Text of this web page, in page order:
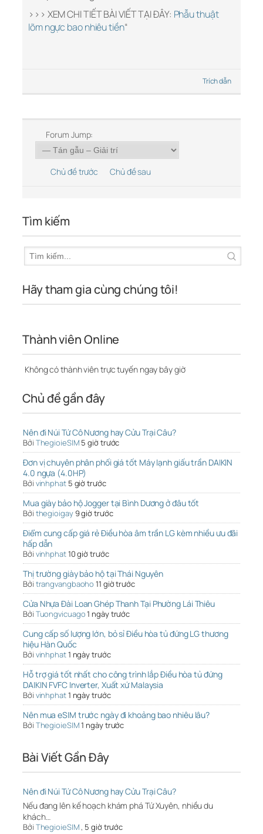
>>> XEM CHI TIẾT BÀI VIẾT TẠI ĐÂY: Phẫu thuật
lõm ngực bao nhiêu tiền“
Trích dẫn
Forum Jump:
Chủ đề trước Chủ đề sau
Tìm kiếm
Hãy tham gia cùng chúng tôi!
Thành viên Online
Không có thành viên trực tuyến ngay bây giờ
Chủ đề gần đây
Nên đi Núi Tứ Cô Nương hay Cửu Trại Câu?
Bởi ThegioieSIM 5 giờ trước
Đơn vị chuyên phân phối giá tốt Máy lạnh giấu trần DAIKIN
4.0 ngựa (4.0HP)
Bởi vinhphat 5 giờ trước
Mua giày bảo hộ Jogger tại Bình Dương ở đâu tốt
Bởi thegioigay9 giờ trước
Điểm cung cấp giá rẻ Điều hòa âm trần LG kèm nhiều ưu đãi
hấp dẫn
Bởi vinhphat10 giờ trước
Thị trường giày bảo hộ tại Thái Nguyên
Bởi trangvangbaoho 11 giờ trước
Cửa Nhựa Đài Loan Ghép Thanh Tại Phường Lái Thiêu
Bởi Tuongvicuago1 ngày trước
Cung cấp số lượng lớn, bỏ sỉ Điều hòa tủ đứng LG thương
hiệu Hàn Quốc
Bởi vinhphat1 ngày trước
Hỗ trợ giá tốt nhất cho công trình lắp Điều hòa tủ đứng
DAIKIN FVFC Inverter, Xuất xứ Malaysia
Bởi vinhphat1 ngày trước
Nên mua eSIM trước ngày đi khoảng bao nhiêu lâu?
Bởi ThegioieSIM1 ngày trước
Bài Viết Gần Đây
Nên đi Núi Tứ Cô Nương hay Cửu Trại Câu?
Nếu đang lên kế hoạch khám phá Tứ Xuyên, nhiều du
khách…
Bởi ThegioieSIM, 5 giờ trước